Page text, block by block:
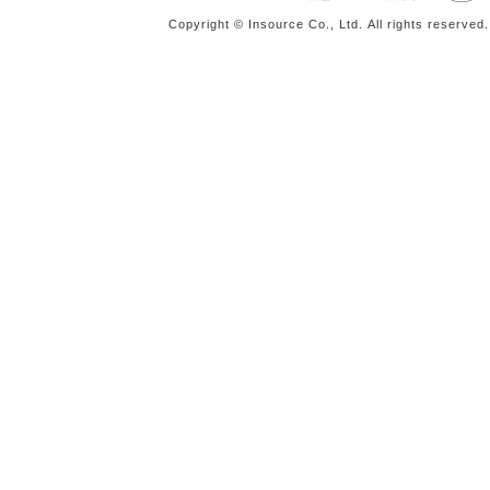
Copyright © Insource Co., Ltd. All rights reserved.